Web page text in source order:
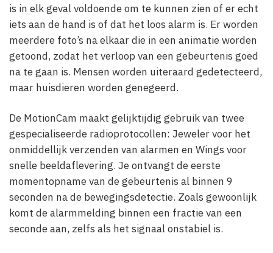
is in elk geval voldoende om te kunnen zien of er echt
iets aan de hand is of dat het loos alarm is. Er worden
meerdere foto’s na elkaar die in een animatie worden
getoond, zodat het verloop van een gebeurtenis goed
na te gaan is. Mensen worden uiteraard gedetecteerd,
maar huisdieren worden genegeerd.
De MotionCam maakt gelijktijdig gebruik van twee
gespecialiseerde radioprotocollen: Jeweler voor het
onmiddellijk verzenden van alarmen en Wings voor
snelle beeldaflevering. Je ontvangt de eerste
momentopname van de gebeurtenis al binnen 9
seconden na de bewegingsdetectie. Zoals gewoonlijk
komt de alarmmelding binnen een fractie van een
seconde aan, zelfs als het signaal onstabiel is.